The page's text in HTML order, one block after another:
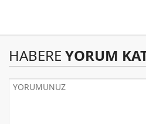
HABERE YORUM